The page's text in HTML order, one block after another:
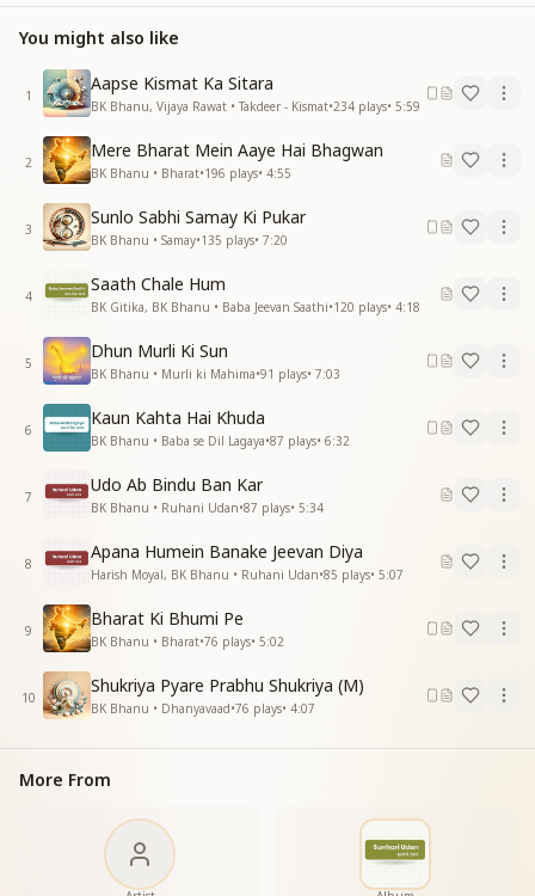
जिन्हें ढूंढे थे हम दर-दर वो भगवन आ पधारे हैं
बनाकर मन को पावन अब चले हम नव से भी ऊपर
बुला के बाबा अपने संग वतन में आओ अपने घर
बिछाकर पलके वो अपनी
बिछाकर पलके वो अपनी
वतन से हमें निहारे हैं
जिन्हें ढूंढे थे हम दर दर वो भगवन आ पधारे हैं
जिन्हें ढूंढे थे हम दर-दर वो भगवन आ पधारे हैं
दरस को तरसे थे अब तक वो हमको रोज मिलते हैं
कमल संग बन गया जीवन खुशी के फूल खिलते हैं
वो मेरे हैं मैं हूं उनका
वो सब कुछ हम पे वारे हैं
जिन्हें ढूंढे थे हम दर-दर वो भगवन आ पधारे हैं
जिन्हें ढूंढे थे हम दर-दर वो भगवन आ पधारे हैं
ओ प्यारे लाडलो कहकर
ओ प्यारे लाडलो कहकर
हमें दिल में बसाए हैं
जिन्हें ढूंढे थे हम दर दर वो भगवन आ पधारे हैं
जिन्हें ढूंढे थे हम दर-दर वो भगवन आ पधारे हैं
जिन्हें ढूंढे थे हम दर-दर वो भगवन आ पधारे हैं
जिन्हें ढूंढे थे हम दर दर वो भगवन आ पधारे हैं
जिन्हें ढूंढे थे हम दर-दर वो भगवन आ पधारे हैं
जिन्हें ढूंढे थे हम दर दर वो भगवन आ पधारे हैं"
You might also like
1
Aapse Kismat Ka Sitara
BK Bhanu, Vijaya Rawat • Takdeer - Kismat•234 plays• 5:59
2
Mere Bharat Mein Aaye Hai Bhagwan
BK Bhanu • Bharat•196 plays• 4:55
3
Sunlo Sabhi Samay Ki Pukar
BK Bhanu • Samay•135 plays• 7:20
4
Saath Chale Hum
BK Gitika, BK Bhanu • Baba Jeevan Saathi•120 plays• 4:18
5
Dhun Murli Ki Sun
BK Bhanu • Murli ki Mahima•91 plays• 7:03
6
Kaun Kahta Hai Khuda
BK Bhanu • Baba se Dil Lagaya•87 plays• 6:32
7
Udo Ab Bindu Ban Kar
BK Bhanu • Ruhani Udan•87 plays• 5:34
8
Apana Humein Banake Jeevan Diya
Harish Moyal, BK Bhanu • Ruhani Udan•85 plays• 5:07
9
Bharat Ki Bhumi Pe
BK Bhanu • Bharat•76 plays• 5:02
10
Shukriya Pyare Prabhu Shukriya (M)
BK Bhanu • Dhanyavaad•76 plays• 4:07
More From